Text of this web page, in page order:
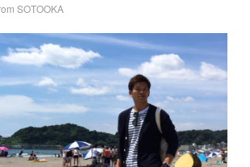
SOTOOKA